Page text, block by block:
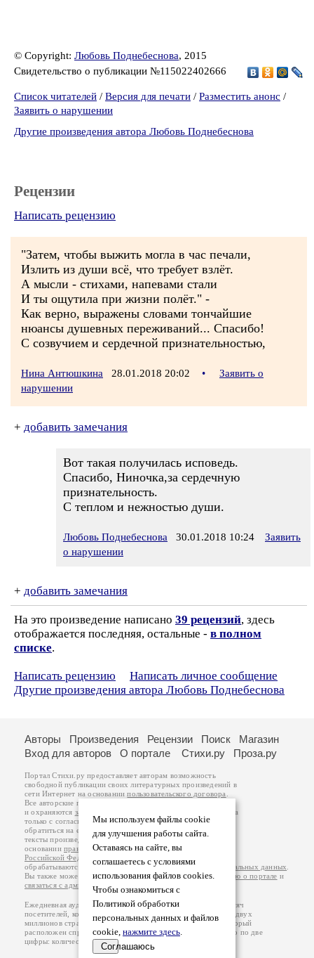
© Copyright: Любовь Поднебеснова, 2015
Свидетельство о публикации №115022402666
Список читателей / Версия для печати / Разместить анонс /
Заявить о нарушении
Другие произведения автора Любовь Поднебеснова
Рецензии
Написать рецензию
"Затем, чтобы выжить могла в час печали,
Излить из души всё, что требует взлёт.
А мысли - стихами, напевами стали
И ты ощутила при жизни полёт." -
Как верно, выражены словами тончайшие
нюансы душевных переживаний... Спасибо!
С созвучием и сердечной признательностью,
Нина Антюшкина 28.01.2018 20:02 •
Заявить о
нарушении
+ добавить замечания
Вот такая получилась исповедь.
Спасибо, Ниночка,за сердечную
признательность.
С теплом и нежностью души.
Любовь Поднебеснова 30.01.2018 10:24
Заявить
о нарушении
+ добавить замечания
На это произведение написано 39 рецензий, здесь
отображается последняя, остальные - в полном
списке.
Написать рецензию
Написать личное сообщение
Другие произведения автора Любовь Поднебеснова
Мы используем файлы cookie
для улучшения работы сайта.
Оставаясь на сайте, вы
соглашаетесь с условиями
использования файлов cookies.
Чтобы ознакомиться с
Политикой обработки
персональных данных и файлов
cookie, нажмите здесь.
Соглашаюсь
Авторы Произведения Рецензии Поиск
Магазин
Вход для авторов
О портале Стихи.ру Проза.ру
Портал Стихи.ру предоставляет авторам возможность
свободной публикации своих литературных произведений в
сети Интернет на основаниипользовательского договора
Все авторские права на произведения принадлежат авторам
и охраняются законом
. Перепечатка произведений возможна
только с согласия его автора, к которому вы можете
обратиться на его авторской странице. Ответственность за
тексты произведений авторы несут самостоятельно на
основанииправил публикацииизаконодательства
Российской Федерации
обрабатываются на основанииПолитики обработки персональных данных
Вы также можете посмотреть более подробнуюинформацию о портале и
связаться с администрацией
Ежедневная аудитория портала Стихи.ру – порядка 200 тысяч
посетителей, которые в общей сумме просматривают более двух
миллионов страниц по данным счетчика посещаемости, который
расположен справа от этого текста. В каждой графе указано по две
цифры: количество просмотров и количество посетителей.